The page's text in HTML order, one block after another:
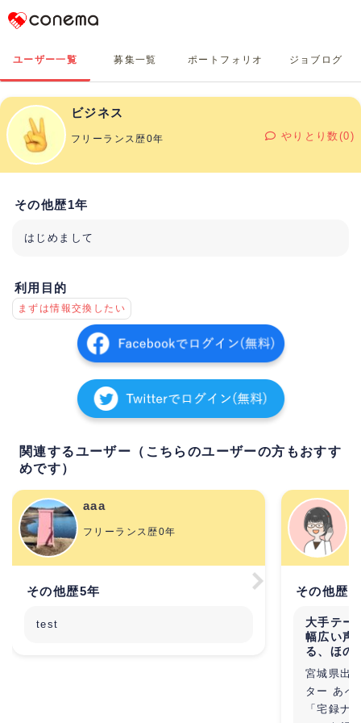
Conema
ユーザー一覧 募集一覧 ポートフォリオ ジョブログ
ビジネス
フリーランス歴0年 やりとり数(0)
その他歴1年
はじめまして
利用目的
まずは情報交換したい
関連するユーザー（こちらのユーザーの方もおすす
めです）
aaa
フリーランス歴0年
その他歴5年
test
その他歴2
大手テー
幅広い声
る、ほの
宮城県出
ター あべ
「宅録ナ